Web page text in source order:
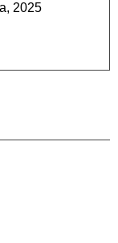
2025